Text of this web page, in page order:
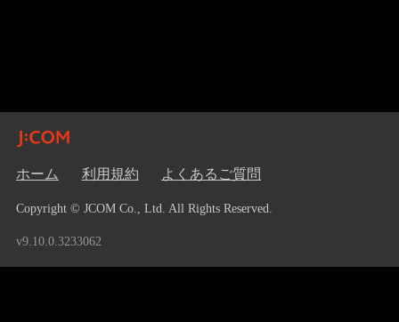
ホーム 利用規約 よくあるご質問
Copyright © JCOM Co., Ltd. All Rights Reserved.
v9.10.0.3233062